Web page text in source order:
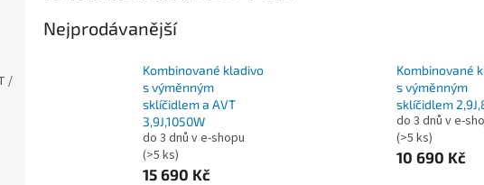
/
Nejprodávanější
Kombinované kladivo
s výměnným
sklíčidlem a AVT
3,9J,1050W
do 3 dnů v e-shopu
(>5 ks)
15 690 Kč
Kombinované
s výměnným
sklíčidlem
do 3 dnů v e-
(>5 ks)
10 690 Kč